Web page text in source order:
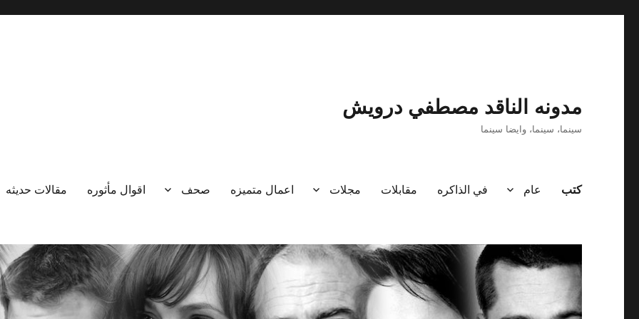
مدونه الناقد مصطفي درويش
سينما، سينما، وايضا سينما
كتب عام في الذاكره مقابلات مجلات اعمال متميزه صحف اقوال مأثوره مقالات حديثه